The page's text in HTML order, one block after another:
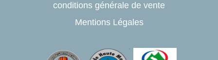
conditions générale de vente
Mentions Légales